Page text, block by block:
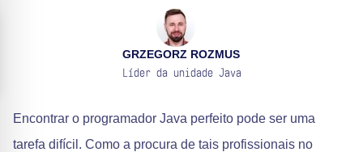
GRZEGORZ ROZMUS
Líder da unidade Java
Encontrar o programador Java perfeito pode ser uma
tarefa difícil. Como a procura de tais profissionais no